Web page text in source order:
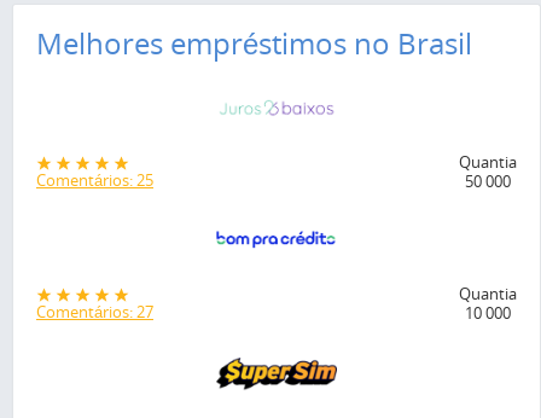
Melhores empréstimos no Brasil
Comentários: 25
Quantia
50 000
Comentários: 27
Quantia
10 000